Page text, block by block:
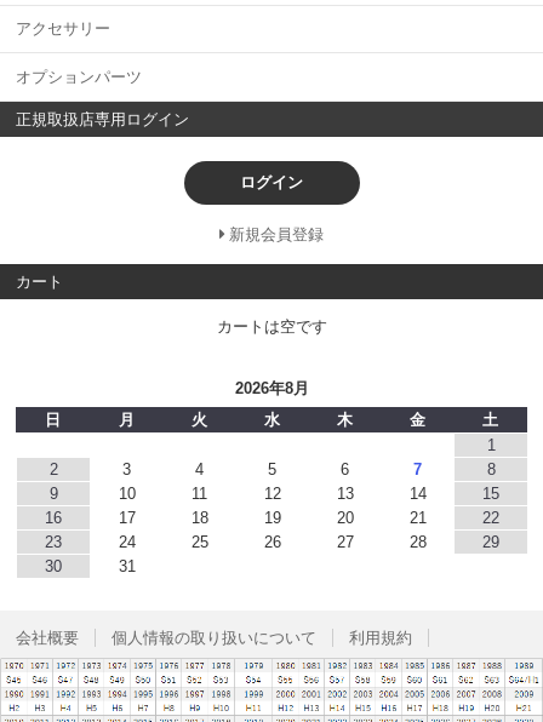
アクセサリー
オプションパーツ
正規取扱店専用ログイン
ログイン
新規会員登録
カート
カートは空です
2026年8月
日
月 火 水 木 金
土
1
2
3 4 5 6 7
8
9
10 11 12 13 14
15
16
17 18 19 20 21
22
23
24 25 26 27 28
29
30
31
会社概要 個人情報の取り扱いについて 利用規約